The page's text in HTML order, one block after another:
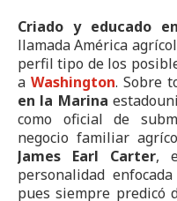
Criado y educado
llamada América
perfil tipo de los
a Washington. Sobre
en la Marina
como oficial de
negocio familiar
James Earl Carter,
personalidad
pues siempre predicó